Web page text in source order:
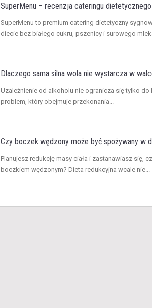
SuperMenu – recenzja cateringu dietetycznego
​SuperMenu to premium catering dietetyczny
diecie bez białego cukru, pszenicy i surowego
Dlaczego sama silna wola nie wystarcza w
​Uzależnienie od alkoholu nie ogranicza się tylko
problem, który obejmuje przekonania...
Czy boczek wędzony może być spożywany w
Planujesz redukcję masy ciała i zastanawiasz się,
boczkiem wędzonym? Dieta redukcyjna wcale nie...